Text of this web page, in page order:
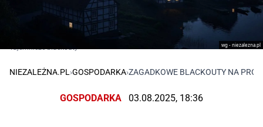
wg - niezalezna.pl
Tajemnicze blackouty
NIEZALEŻNA.PL ›GOSPODARKA›ZAGADKOWE BLACKOUTY NA
GOSPODARKA 03.08.2025, 18:36